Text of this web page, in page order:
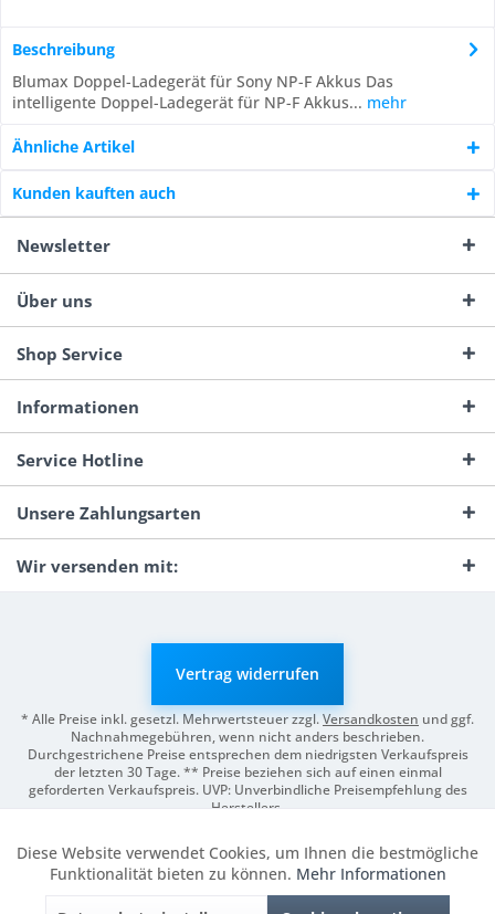
Beschreibung
Blumax Doppel-Ladegerät für Sony NP-F Akkus Das
intelligente Doppel-Ladegerät für NP-F Akkus... mehr
Ähnliche Artikel
Kunden kauften auch
Newsletter
Über uns
Shop Service
Informationen
Service Hotline
Unsere Zahlungsarten
Wir versenden mit:
Vertrag widerrufen
* Alle Preise inkl. gesetzl. Mehrwertsteuer zzgl.Versandkosten und ggf.
Nachnahmegebühren, wenn nicht anders beschrieben.
Durchgestrichene Preise entsprechen dem niedrigsten Verkaufspreis
der letzten 30 Tage. ** Preise beziehen sich auf einen einmal
geforderten Verkaufspreis. UVP: Unverbindliche Preisempfehlung des
Herstellers.
Funktionale Aktiv
Diese Website verwendet Cookies, um Ihnen die bestmögliche
Funktionalität bieten zu können. Mehr Informationen